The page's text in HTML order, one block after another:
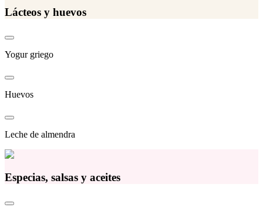
Lácteos y huevos
Yogur griego
Huevos
Leche de almendra
Especias, salsas y aceites